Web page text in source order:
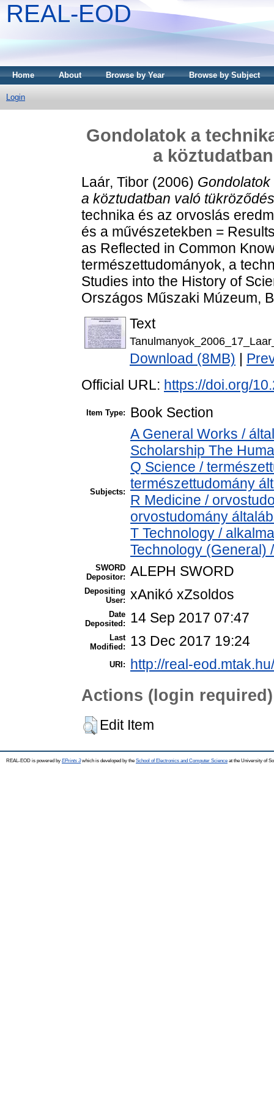
REAL-EOD
Home About Browse by Year Browse by Subject
Login
Gondolatok a
a
Laár, Tibor (2006)
a köztudatban való
technika és az orvoslás
és a művészetekben =
as Reflected in Common
természettudományok, a
Studies into the History of
Országos Műszaki Múzeum,
Text
Download (8MB)
Official URL: https://doi.org/
Item Type: Book Section
Subjects:
A General Works /
Scholarship The
Q Science /
természettudomány
R Medicine /
orvostudomány
T Technology /
Technology (General)
SWORD
Depositor: ALEPH SWORD
Depositing
User: xAnikó xZsoldos
Date
Deposited:
14 Sep 2017 07:47
Last
Modified:
13 Dec 2017 19:24
URI: http://real-
Actions (login required)
Edit Item
REAL-EOD is powered by EPrints 3which is developed by the School of Electronics and Computer Science at the University of